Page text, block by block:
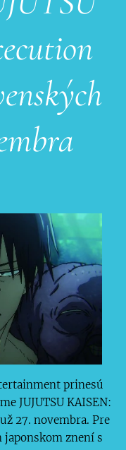
prinesú
JUJUTSU KAISEN:
27. novembra. Pre
znení s